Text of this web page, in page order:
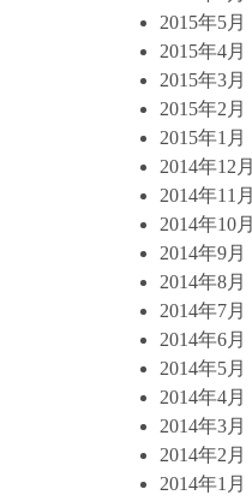
2015年5月
2015年4月
2015年3月
2015年2月
2015年1月
2014年12月
2014年11月
2014年10月
2014年9月
2014年8月
2014年7月
2014年6月
2014年5月
2014年4月
2014年3月
2014年2月
2014年1月